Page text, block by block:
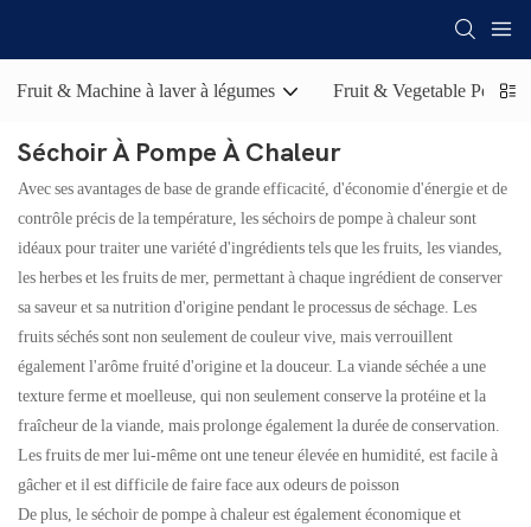
Fruit & Machine à laver à légumes Fruit & Vegetable
Séchoir À Pompe À Chaleur
Avec ses avantages de base de grande efficacité, d'économie d'énergie et de
contrôle précis de la température, les séchoirs de pompe à chaleur sont
idéaux pour traiter une variété d'ingrédients tels que les fruits, les viandes,
les herbes et les fruits de mer, permettant à chaque ingrédient de conserver
sa saveur et sa nutrition d'origine pendant le processus de séchage. Les
fruits séchés sont non seulement de couleur vive, mais verrouillent
également l'arôme fruité d'origine et la douceur. La viande séchée a une
texture ferme et moelleuse, qui non seulement conserve la protéine et la
fraîcheur de la viande, mais prolonge également la durée de conservation.
Les fruits de mer lui-même ont une teneur élevée en humidité, est facile à
gâcher et il est difficile de faire face aux odeurs de poisson
De plus, le séchoir de pompe à chaleur est également économique et